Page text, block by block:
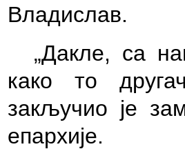
Владислав.
„Дакле, са
како то
закључио је
епархије.